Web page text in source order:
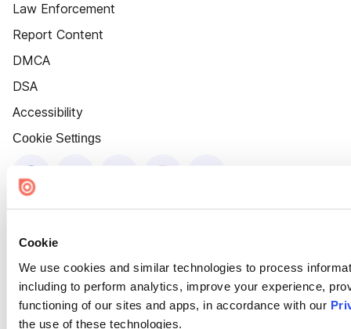
Cookie
We use cookies and similar technologies to process
including to perform analytics, improve your experience,
functioning of our sites and apps, in accordance with our
the use of these technologies.
Law Enforcement
Report Content
DMCA
DSA
Accessibility
Cookie Settings